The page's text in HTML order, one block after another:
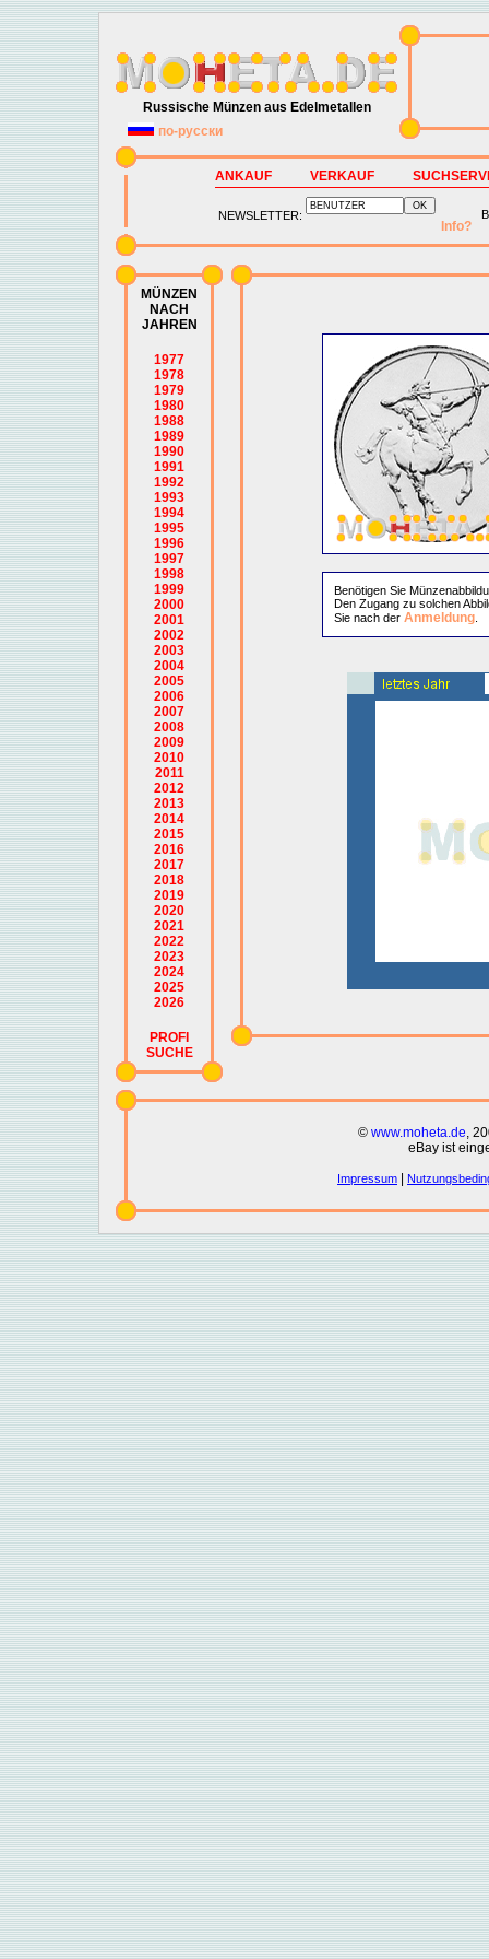
Russische Münzen aus Edelmetallen
по-русски
ANKAUF VERKAUF
NEWSLETTER:
Info?
MÜNZEN
NACH
JAHREN
1977
1978
1979
1980
1988
1989
1990
1991
1992
1993
1994
1995
1996
1997
1998
1999
2000
2001
2002
2003
2004
2005
2006
2007
2008
2009
2010
2011
2012
2013
2014
2015
2016
2017
2018
2019
2020
2021
2022
2023
2024
2025
2026
PROFI
SUCHE
Benötigen Sie
Den Zugang zu solchen
Sie nach der Anmeldung.
© www.moheta.de,
eBay ist
Impressum